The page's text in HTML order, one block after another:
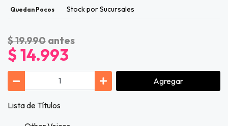
Quedan Pocos Stock por Sucursales
$ 19.990 antes
$ 14.993
Agregar
Lista de Títulos